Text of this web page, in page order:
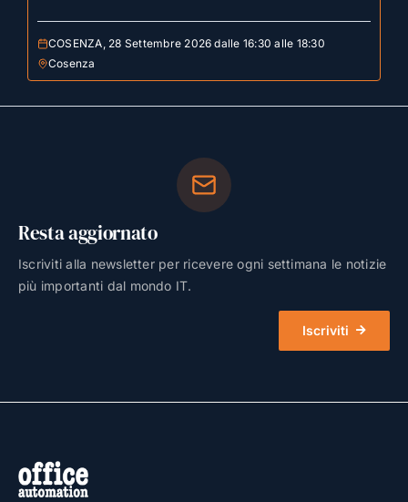
COSENZA, 28 Settembre 2026 dalle 16:30 alle 18:30
Cosenza
Resta aggiornato
Iscriviti alla newsletter per ricevere ogni settimana le notizie
più importanti dal mondo IT.
Iscriviti